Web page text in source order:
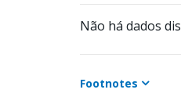
Não há dados
Footnotes